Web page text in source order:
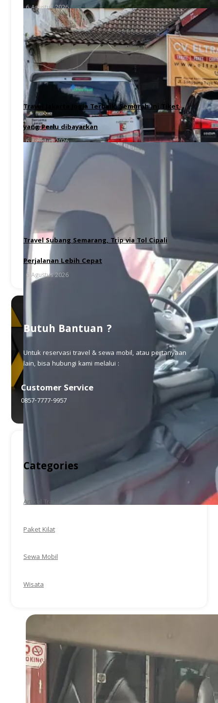
6 Agustus 2026
Travel Jakarta Jogja Terbaik, Semurah Ini Tiket
yang Perlu dibayarkan
6 Agustus 2026
Travel Subang Semarang, Trip via Tol Cipali
Perjalanan Lebih Cepat
6 Agustus 2026
Butuh Bantuan ?
Untuk reservasi travel & sewa mobil, atau pertanyaan
lain, bisa hubungi kami melalui :
Customer Service
0857-7777-9957
Categories
Artikel Travel
Paket Kilat
Sewa Mobil
Wisata